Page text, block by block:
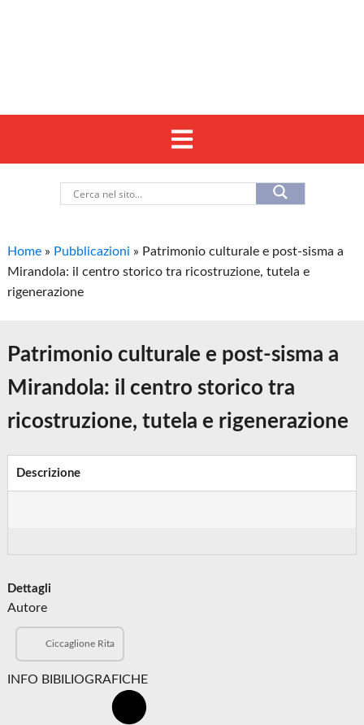
Home » Pubblicazioni » Patrimonio culturale e post-sisma a
Mirandola: il centro storico tra ricostruzione, tutela e
rigenerazione
Patrimonio culturale e post-sisma a
Mirandola: il centro storico tra
ricostruzione, tutela e rigenerazione
Descrizione
Dettagli
Autore
Ciccaglione Rita
INFO BIBILIOGRAFICHE